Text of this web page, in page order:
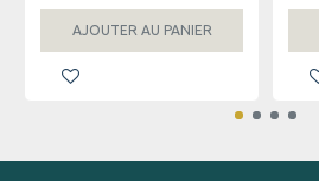
AJOUTER AU PANIER